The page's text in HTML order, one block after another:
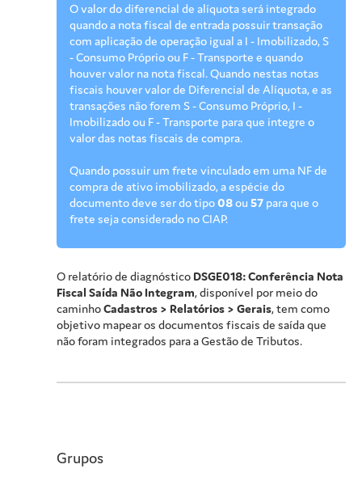
O valor do diferencial de alíquota será integrado
quando a nota fiscal de entrada possuir transação
com aplicação de operação igual a I - Imobilizado, S
- Consumo Próprio ou F - Transporte e quando
houver valor na nota fiscal. Quando nestas notas
fiscais houver valor de Diferencial de Alíquota, e as
transações não forem S - Consumo Próprio, I -
Imobilizado ou F - Transporte para que integre o
valor das notas fiscais de compra.
Quando possuir um frete vinculado em uma NF de
compra de ativo imobilizado, a espécie do
documento deve ser do tipo 08ou 57 para que o
frete seja considerado no CIAP.
O relatório de diagnóstico DSGE018: Conferência Nota
Fiscal Saída Não Integram, disponível por meio do
caminhoCadastros > Relatórios > Gerais, tem como
objetivo mapear os documentos fiscais de saída que
não foram integrados para a Gestão de Tributos.
Grupos